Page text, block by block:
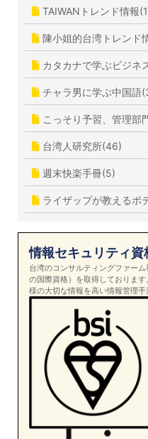
TAIWANトレンド情報
陳小姐的台湾トレン
カタカナで学ぶビジネ
チャラ男に学ぶ中国語
こっそり予習、管理部
台湾人研究所(46)
週末快楽手冊(5)
ライザップが教えるボ
情報セキュリティ
台湾のコンサルティングファー
の国際資格）を取得しておりま
様の大切な情報を高い情報管理手